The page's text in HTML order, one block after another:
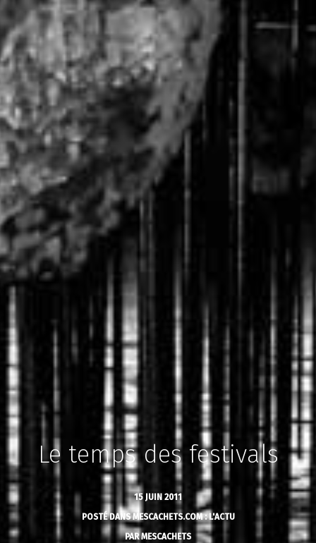
Le temps des festivals
15 JUIN 2011
POSTÉ DANSMESCACHETS.COM : L'ACTU
PARMESCACHETS